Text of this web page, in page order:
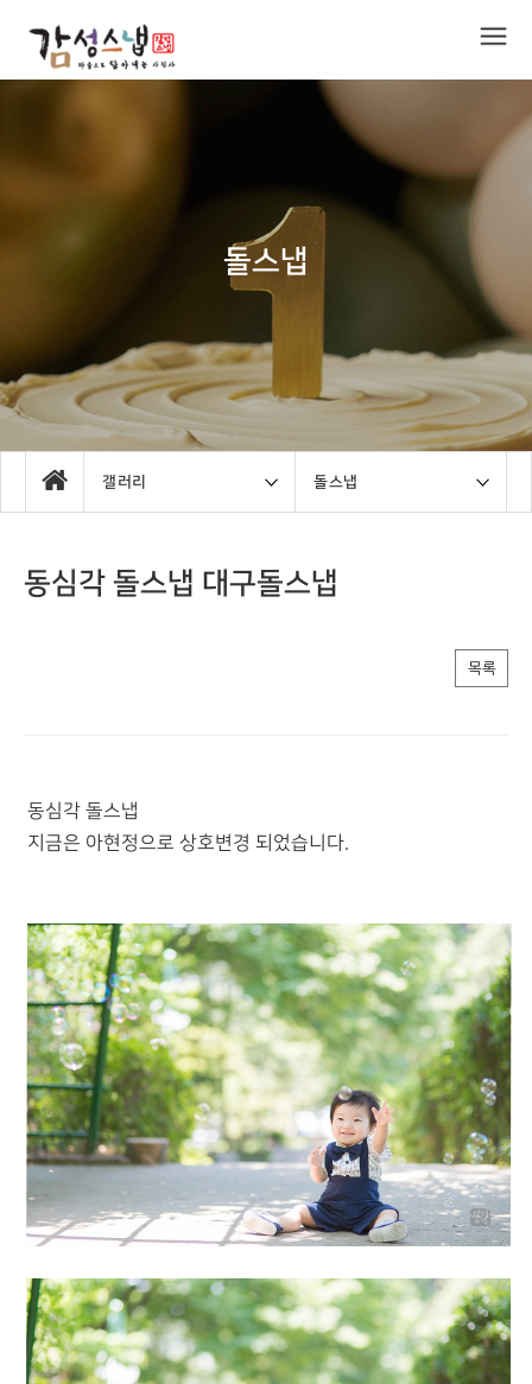
돌스냅
갤러리 돌스냅
동심각 돌스냅 대구돌스냅
목록
동심각 돌스냅
지금은 아현정으로 상호변경 되었습니다.